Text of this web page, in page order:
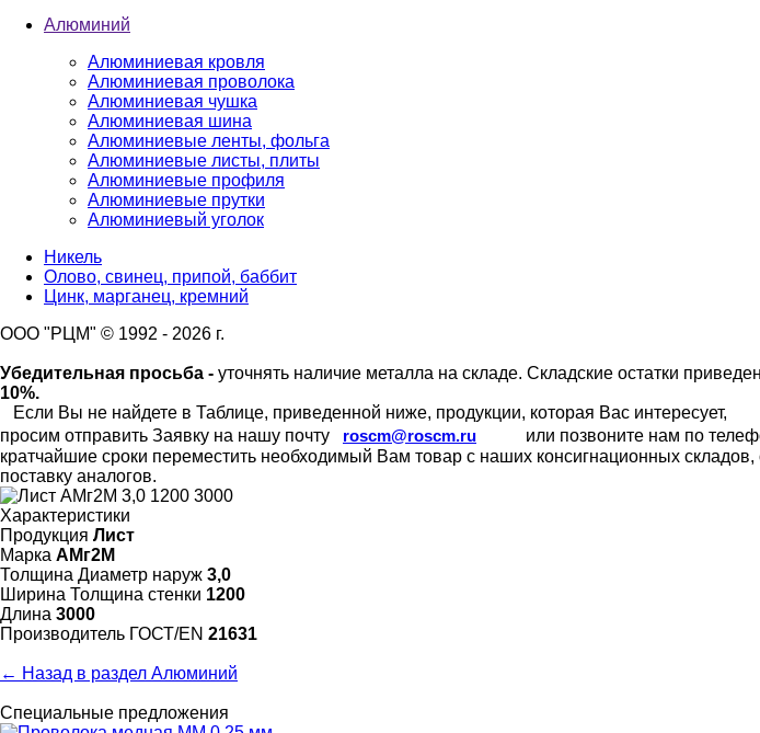
Алюминий
Алюминиевая кровля
Алюминиевая проволока
Алюминиевая чушка
Алюминиевая шина
Алюминиевые ленты, фольга
Алюминиевые листы, плиты
Алюминиевые профиля
Алюминиевые прутки
Алюминиевый уголок
Никель
Олово, свинец, припой, баббит
Цинк, марганец, кремний
ООО "РЦМ" © 1992 - 2026 г.
Убедительная просьба - уточнять наличие металла на складе. Складские остатки
10%.
Если Вы не найдете в Таблице, приведенной ниже, продукции, которая Вас интересует,
просим отправить Заявку на нашу почту
roscm@roscm.ru или позвоните нам по
кратчайшие сроки переместить необходимый Вам товар с наших консигнационных складов,
поставку аналогов.
Характеристики
Продукция Лист
Марка АМг2М
Толщина Диаметр наруж 3,0
Ширина Толщина стенки 1200
Длина 3000
Произво­дитель ГОСТ/EN 21631
← Назад в раздел Алюминий
Специальные предложения